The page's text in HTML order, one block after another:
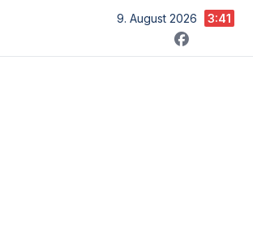
springen
9. August 2026 3:41